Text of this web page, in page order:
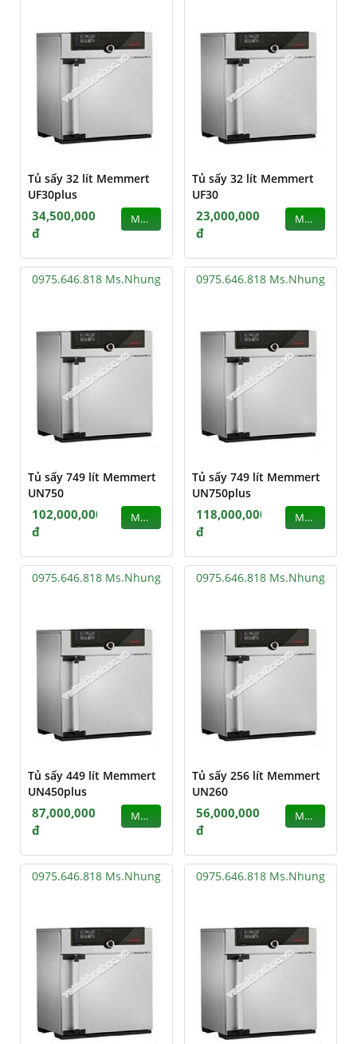
Tủ sấy 32 lít Memmert
UF30plus
34,500,000
đ
MUA
Tủ sấy 32 lít Memmert
UF30
23,000,000
đ
MUA
0975.646.818 Ms.Nhung
Tủ sấy 749 lít Memmert
UN750
102,000,000
đ
MUA
0975.646.818 Ms.Nhung
Tủ sấy 749 lít Memmert
UN750plus
118,000,000
đ
MUA
0975.646.818 Ms.Nhung
Tủ sấy 449 lít Memmert
UN450plus
87,000,000
đ
MUA
0975.646.818 Ms.Nhung
Tủ sấy 256 lít Memmert
UN260
56,000,000
đ
MUA
0975.646.818 Ms.Nhung 0975.646.818 Ms.Nhung